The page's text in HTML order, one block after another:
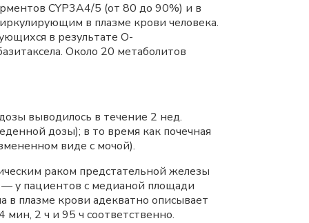
CYP3A4/5 (от 80 до 90%) и в
в плазме крови человека.
в результате O-
Около 20 метаболитов
выводилось в течение 2 нед.
дозы); в то время как почечная
виде с мочой).
раком предстательной железы
у пациентов с медианой площади
в плазме крови адекватно описывает
мин, 2 ч и 95 ч соответственно.